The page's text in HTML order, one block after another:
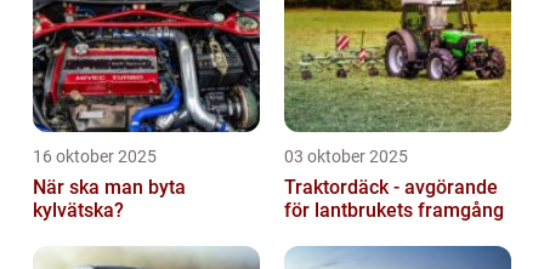
16 oktober 2025
När ska man byta
kylvätska?
03 oktober 2025
Traktordäck - avgörande
för lantbrukets framgång